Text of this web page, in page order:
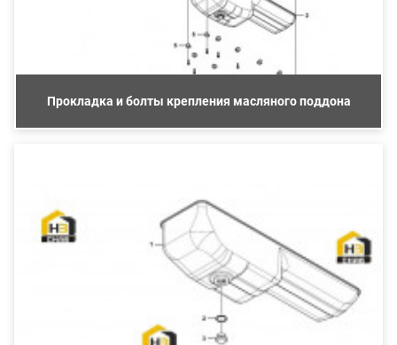
Прокладка и болты крепления масляного поддона